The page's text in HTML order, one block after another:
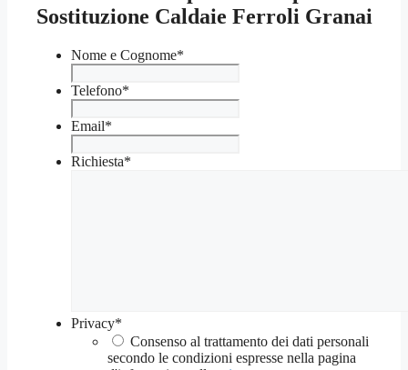
Sostituzione Caldaie Ferroli Granai
Nome e Cognome*
Telefono*
Email*
Richiesta*
Privacy*
Consenso al trattamento dei dati personali
secondo le condizioni espresse nella pagina